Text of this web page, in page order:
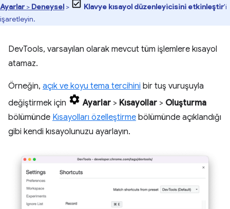
Ayarlar > Deneysel > Klavye kısayol düzenleyicisini etkinleştir'i
işaretleyin.
DevTools, varsayılan olarak mevcut tüm işlemlere kısayol
atamaz.
Örneğin, açık ve koyu tema tercihini bir tuş vuruşuyla
değiştirmek için
Ayarlar > Kısayollar > Oluşturma
bölümünde Kısayolları özelleştirme bölümünde açıklandığı
gibi kendi kısayolunuzu ayarlayın.